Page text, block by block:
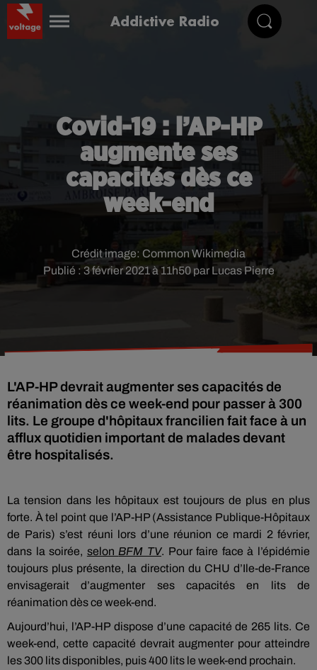
Addictive Radio
Covid-19 : l’AP-HP
augmente ses
capacités dès ce
week-end
Publié : 3 février 2021 à 11h50 par Lucas Pierre
Crédit image: Common Wikimedia
L'AP-HP devrait augmenter ses capacités de
réanimation dès ce week-end pour passer à 300
lits. Le groupe d'hôpitaux francilien fait face à un
afflux quotidien important de malades devant
être hospitalisés.
La tension dans les hôpitaux est toujours de plus en plus
forte. À tel point que l’AP-HP (Assistance Publique-Hôpitaux
de Paris) s’est réuni lors d’une réunion ce mardi 2 février,
dans la soirée, selon BFM TV. Pour faire face à l’épidémie
toujours plus présente, la direction du CHU d’Ile-de-France
envisagerait d’augmenter ses capacités en lits de
réanimation dès ce week-end.
Aujourd’hui, l’AP-HP dispose d’une capacité de 265 lits. Ce
week-end, cette capacité devrait augmenter pour atteindre
les 300 lits disponibles, puis 400 lits le week-end prochain.